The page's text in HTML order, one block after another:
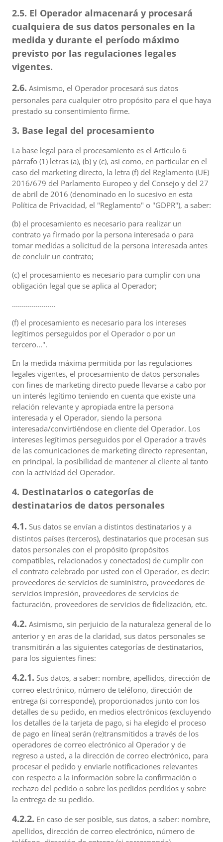
2.5. El Operador almacenará y procesará
cualquiera de sus datos personales en la
medida y durante el período máximo
previsto por las regulaciones legales
vigentes.
2.6. Asimismo, el Operador procesará sus datos
personales para cualquier otro propósito para el que haya
prestado su consentimiento firme.
3. Base legal del procesamiento
La base legal para el procesamiento es el Artículo 6
párrafo (1) letras (a), (b) y (c), así como, en particular en el
caso del marketing directo, la letra (f) del Reglamento (UE)
2016/679 del Parlamento Europeo y del Consejo y del 27
de abril de 2016 (denominado en lo sucesivo en esta
Política de Privacidad, el "Reglamento" o "GDPR"), a saber:
(b) el procesamiento es necesario para realizar un
contrato ya firmado por la persona interesada o para
tomar medidas a solicitud de la persona interesada antes
de concluir un contrato;
(c) el procesamiento es necesario para cumplir con una
obligación legal que se aplica al Operador;
......................
(f) el procesamiento es necesario para los intereses
legítimos perseguidos por el Operador o por un
tercero...".
En la medida máxima permitida por las regulaciones
legales vigentes, el procesamiento de datos personales
con fines de marketing directo puede llevarse a cabo por
un interés legítimo teniendo en cuenta que existe una
relación relevante y apropiada entre la persona
interesada y el Operador, siendo la persona
interesada/convirtiéndose en cliente del Operador. Los
intereses legítimos perseguidos por el Operador a través
de las comunicaciones de marketing directo representan,
en principal, la posibilidad de mantener al cliente al tanto
con la actividad del Operador.
4. Destinatarios o categorías de
destinatarios de datos personales
4.1. Sus datos se envían a distintos destinatarios y a
distintos países (terceros), destinatarios que procesan sus
datos personales con el propósito (propósitos
compatibles, relacionados y conectados) de cumplir con
el contrato celebrado por usted con el Operador, es decir:
proveedores de servicios de suministro, proveedores de
servicios impresión, proveedores de servicios de
facturación, proveedores de servicios de fidelización, etc.
4.2. Asimismo, sin perjuicio de la naturaleza general de lo
anterior y en aras de la claridad, sus datos personales se
transmitirán a las siguientes categorías de destinatarios,
para los siguientes fines:
4.2.1. Sus datos, a saber: nombre, apellidos, dirección de
correo electrónico, número de teléfono, dirección de
entrega (si corresponde), proporcionados junto con los
detalles de su pedido, en medios electrónicos (excluyendo
los detalles de la tarjeta de pago, si ha elegido el proceso
de pago en línea) serán (re)transmitidos a través de los
operadores de correo electrónico al Operador y de
regreso a usted, a la dirección de correo electrónico, para
procesar el pedido y enviarle notificaciones relevantes
con respecto a la información sobre la confirmación o
rechazo del pedido o sobre los pedidos perdidos y sobre
la entrega de su pedido.
4.2.2. En caso de ser posible, sus datos, a saber: nombre,
apellidos, dirección de correo electrónico, número de